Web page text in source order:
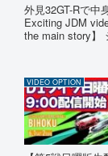
外見32GT-Rで中
Exciting JDM
the main story】
VIDEO OPTION